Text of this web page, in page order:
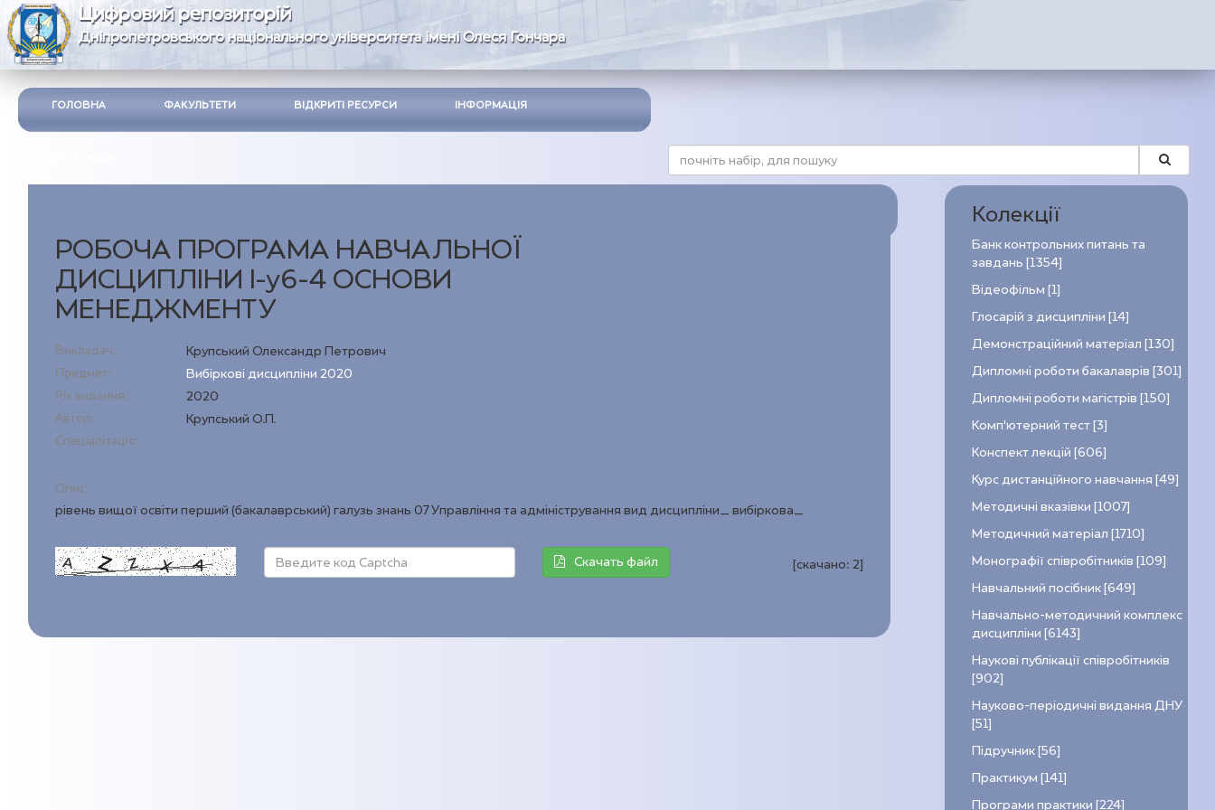
Цифровий репозиторій
Дніпропетровського національного університета імені Олеся Гончара
ГОЛОВНА ФАКУЛЬТЕТИ ВІДКРИТІ РЕСУРСИ ІНФОРМАЦІЯ
РОБОЧА ПРОГРАМА НАВЧАЛЬНОЇ
ДИСЦИПЛІНИ І-у6-4 ОСНОВИ
МЕНЕДЖМЕНТУ
Викладач: Крупський Олександр Петрович
Предмет: Вибіркові дисципліни 2020
Рік видання: 2020
Автор: Крупський О.П.
Спеціалізація:
Опис:
рівень вищої освіти перший (бакалаврський) галузь знань 07 Управління та адміністрування вид дисципліни_ вибіркова_
Скачать файл [скачано:2]
Колекції
Банк контрольних питань та
завдань [1354]
Відеофільм [1]
Глосарій з дисципліни [14]
Демонстраційний матеріал [130]
Дипломні роботи бакалаврів [301]
Дипломні роботи магістрів [150]
Комп’ютерний тест [3]
Конспект лекцій [606]
Курс дистанційного навчання [49]
Методичні вказівки [1007]
Методичний матеріал [1710]
Монографії співробітників [109]
Навчальний посібник [649]
Навчально-методичний комплекс
дисципліни [6143]
Наукові публікації співробітників
[902]
Науково-періодичні видання ДНУ
[51]
Підручник [56]
Практикум [141]
Програми практики [224]